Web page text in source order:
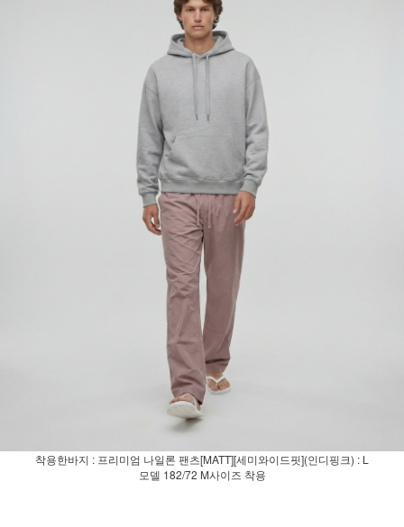
착용한바지 : 프리미엄 나일론 팬츠[MATT][세미와이드핏](인디핑크) : L
모델 182/72 M사이즈 착용